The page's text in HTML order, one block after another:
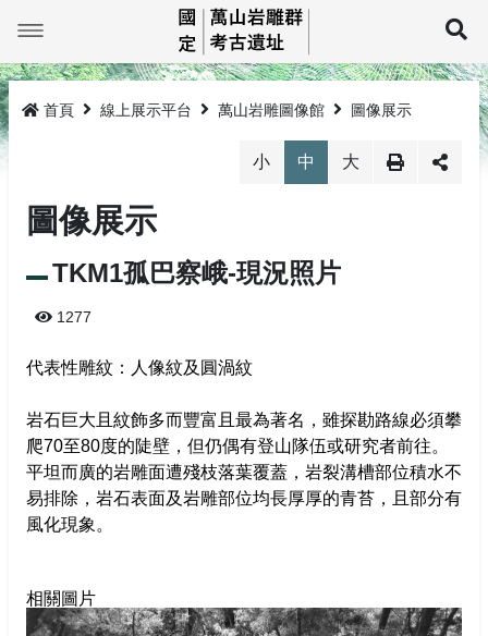
要
內
容
最新消息
TKM1孤巴察峨
TKM2祖布里里
生態環境
臺灣黑熊
水鹿
萬山岩雕影像館
萬山岩雕圖像館
教育推廣
監管保護成果
相關法規
網站導覽
回首頁
首頁 線上展示平台 萬山岩雕圖像館 圖像展示
小 中 大
圖像展示
TKM1孤巴察峨-現況照片
1277
代表性雕紋：人像紋及圓渦紋
岩石巨大且紋飾多而豐富且最為著名，雖探勘路線必須攀
爬70至80度的陡壁，但仍偶有登山隊伍或研究者前往。
平坦而廣的岩雕面遭殘枝落葉覆蓋，岩裂溝槽部位積水不
易排除，岩石表面及岩雕部位均長厚厚的青苔，且部分有
風化現象。
相關圖片